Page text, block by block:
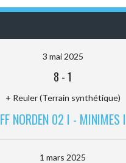
3 mai 2025
8 -1
+ Reuler (Terrain synthétique)
FF NORDEN 02 I - MINIMES I
1 mars 2025